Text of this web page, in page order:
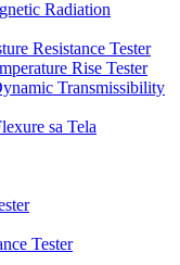
Radiation
Resistance Tester
Rise Tester
Transmissibility
sa Tela
Tester